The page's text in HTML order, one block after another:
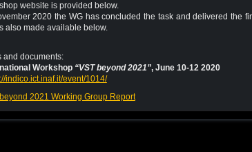
website is provided below.
2020 the WG has concluded the task and delivered the
also made available below.
and documents:
Workshop “VST beyond 2021”, June 10-12 2020
indico.ict.inaf.it/event/1014/
2021 Working Group Report